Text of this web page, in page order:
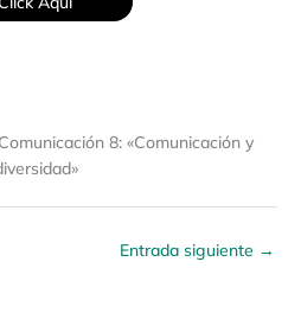
8: «Comunicación y
Entrada siguiente →